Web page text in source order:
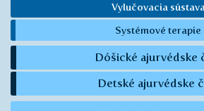
Vylučovacia sústava
Systémové terapie
Dóšické ajurvédske
Detské ajurvédske